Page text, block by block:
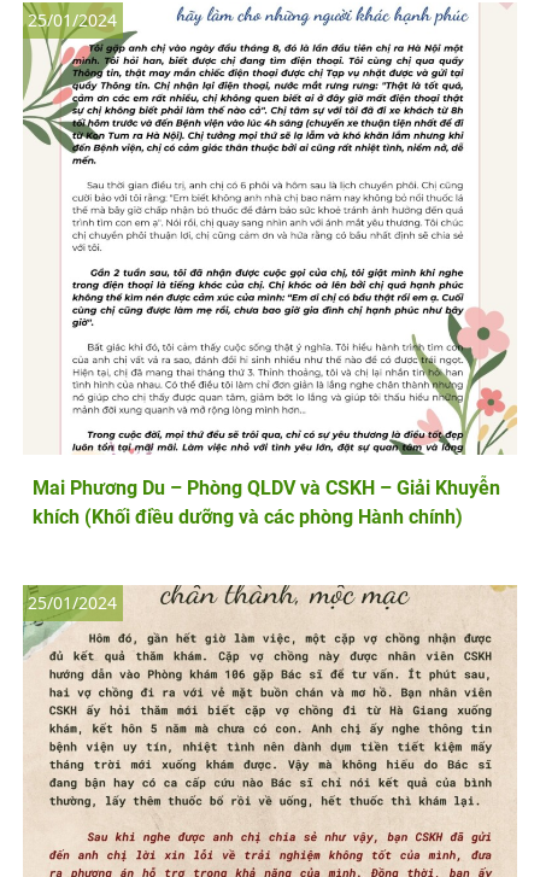
Mai Phương Du – Phòng QLDV và CSKH – Giải Khuyễn
khích (Khối điều dưỡng và các phòng Hành chính)
25/01/2024
25/01/2024